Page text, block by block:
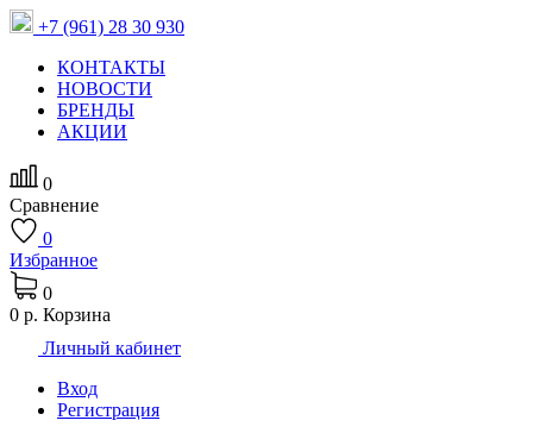
+7 (961) 28 30 930
КОНТАКТЫ
НОВОСТИ
БРЕНДЫ
АКЦИИ
0
Сравнение
0
Избранное
0
0 р. Корзина
Личный кабинет
Вход
Регистрация